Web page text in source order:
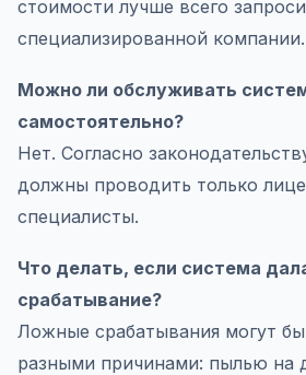
стоимости лучше всего
специализированной компании.
Можно ли обслуживать
самостоятельно?
Нет. Согласно
должны проводить только
специалисты.
Что делать, если система
срабатывание?
Ложные срабатывания могут
разными причинами: пылью на